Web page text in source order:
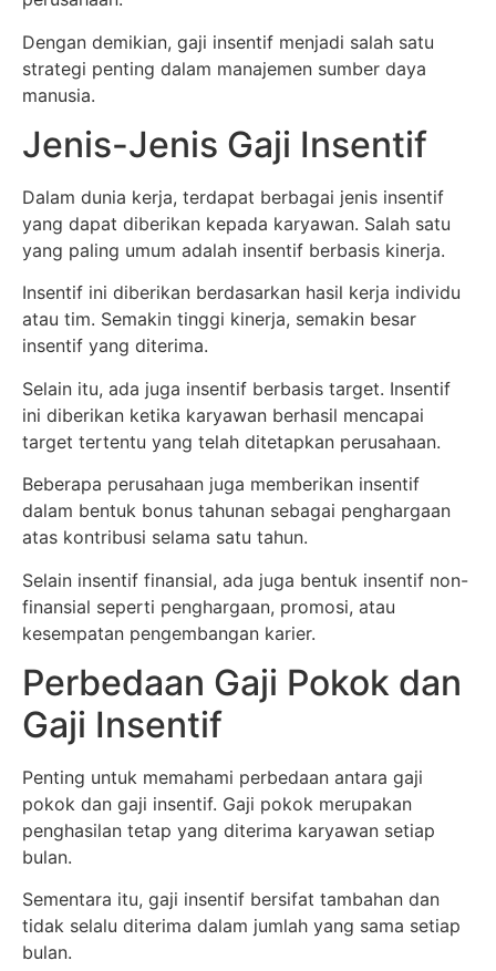
Dengan demikian, gaji insentif menjadi salah satu
strategi penting dalam manajemen sumber daya
manusia.
Jenis-Jenis Gaji Insentif
Dalam dunia kerja, terdapat berbagai jenis insentif
yang dapat diberikan kepada karyawan. Salah satu
yang paling umum adalah insentif berbasis kinerja.
Insentif ini diberikan berdasarkan hasil kerja individu
atau tim. Semakin tinggi kinerja, semakin besar
insentif yang diterima.
Selain itu, ada juga insentif berbasis target. Insentif
ini diberikan ketika karyawan berhasil mencapai
target tertentu yang telah ditetapkan perusahaan.
Beberapa perusahaan juga memberikan insentif
dalam bentuk bonus tahunan sebagai penghargaan
atas kontribusi selama satu tahun.
Selain insentif finansial, ada juga bentuk insentif non-
finansial seperti penghargaan, promosi, atau
kesempatan pengembangan karier.
Perbedaan Gaji Pokok dan
Gaji Insentif
Penting untuk memahami perbedaan antara gaji
pokok dan gaji insentif. Gaji pokok merupakan
penghasilan tetap yang diterima karyawan setiap
bulan.
Sementara itu, gaji insentif bersifat tambahan dan
tidak selalu diterima dalam jumlah yang sama setiap
bulan.